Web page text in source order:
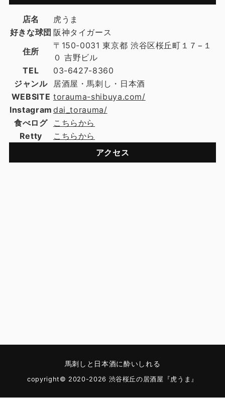
店名
虎うま
好きな球団 阪神タイガース
住所
〒150-0031 東京都 渋谷区桜丘町１７−１
０ 吉野ビル
TEL
03-6427-8360
ジャンル
居酒屋・馬刺し・日本酒
WEBSITE torauma-shibuya.com/
Instagram dai_torauma/
食べログ
こちらから
Retty
こちらから
アクセス
馬刺しと日本酒に酔いしれる
copyright© 2020-2026 渋谷桜丘の居酒屋『虎うま』